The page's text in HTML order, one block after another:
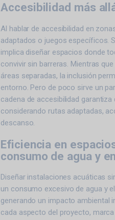
Accesibilidad más
Al hablar de accesibilidad en
adaptados o juegos específicos.
implica diseñar espacios donde
convivir sin barreras. Mientras
áreas separadas, la inclusión
entorno. Pero de poco sirve un
cadena de accesibilidad
considerando rutas adaptadas,
descanso.
Eficiencia en
consumo de agua y
Diseñar instalaciones acuáticas
un consumo excesivo de agua y
generando un impacto ambiental
cada aspecto del proyecto,